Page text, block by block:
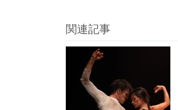
関連記事